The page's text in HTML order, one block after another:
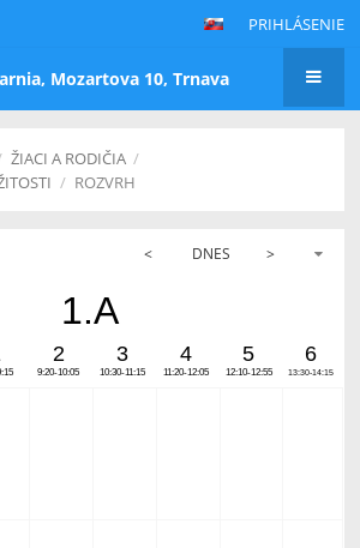
PRIHLÁSENIE
Mozartova 10, Trnava
ŽIACI A RODIČIA /
/ ROZVRH
< DNES >
1.A
2
9:20-10:05
3
10:30-11:15
4
11:20-12:05
5
12:10-12:55
6
13:30-14:15